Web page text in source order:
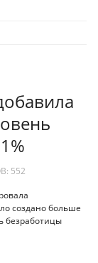
552
создано больше
безработицы